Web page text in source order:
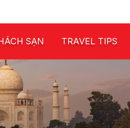
SẠN TRAVEL TIPS